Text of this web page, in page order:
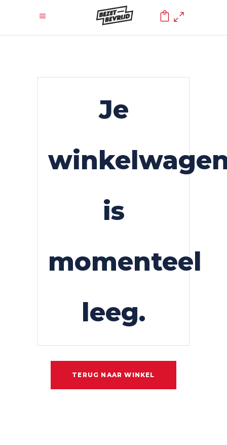
0
Je
is
momenteel
leeg.
TERUG NAAR WINKEL